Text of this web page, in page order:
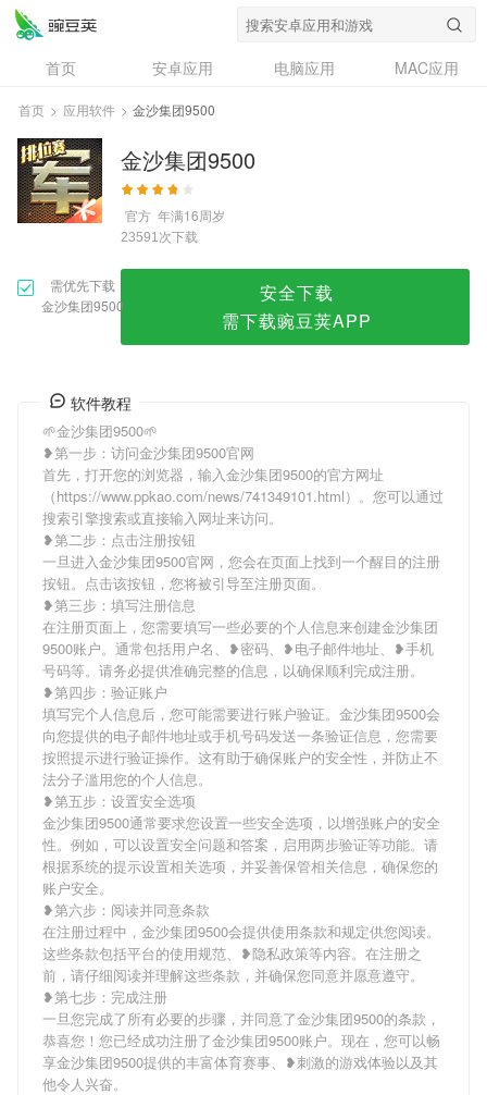
首页 安卓应用 电脑应用
MAC应用
资讯
专题
问答
首页 > 应用软件 > 金沙集团9500
金沙集团9500
官方 年满16周岁
23591次下载
需优先下载
金沙集团9500
安全下载
需下载豌豆荚APP
软件教程
🌱金沙集团9500🌱
❥第一步：访问金沙集团9500官网
首先，打开您的浏览器，输入金沙集团9500的官方网址
（https://www.ppkao.com/news/741349101.html）。您可以通过
搜索引擎搜索或直接输入网址来访问。
❥第二步：点击注册按钮
一旦进入金沙集团9500官网，您会在页面上找到一个醒目的注册
按钮。点击该按钮，您将被引导至注册页面。
❥第三步：填写注册信息
在注册页面上，您需要填写一些必要的个人信息来创建金沙集团
9500账户。通常包括用户名、❥密码、❥电子邮件地址、❥手机
号码等。请务必提供准确完整的信息，以确保顺利完成注册。
❥第四步：验证账户
填写完个人信息后，您可能需要进行账户验证。金沙集团9500会
向您提供的电子邮件地址或手机号码发送一条验证信息，您需要
按照提示进行验证操作。这有助于确保账户的安全性，并防止不
法分子滥用您的个人信息。
❥第五步：设置安全选项
金沙集团9500通常要求您设置一些安全选项，以增强账户的安全
性。例如，可以设置安全问题和答案，启用两步验证等功能。请
根据系统的提示设置相关选项，并妥善保管相关信息，确保您的
账户安全。
❥第六步：阅读并同意条款
在注册过程中，金沙集团9500会提供使用条款和规定供您阅读。
这些条款包括平台的使用规范、❥隐私政策等内容。在注册之
前，请仔细阅读并理解这些条款，并确保您同意并愿意遵守。
❥第七步：完成注册
一旦您完成了所有必要的步骤，并同意了金沙集团9500的条款，
恭喜您！您已经成功注册了金沙集团9500账户。现在，您可以畅
享金沙集团9500提供的丰富体育赛事、❥刺激的游戏体验以及其
他令人兴奋。